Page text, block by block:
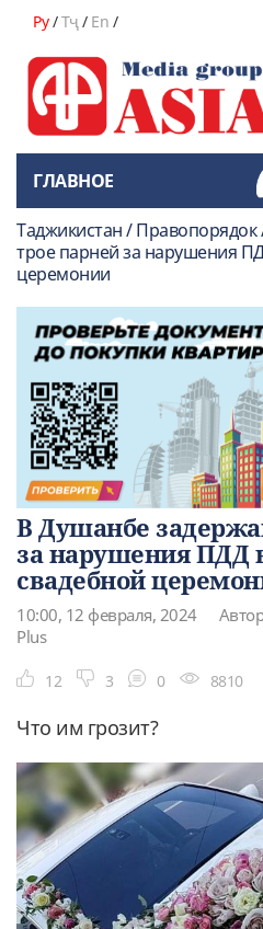
Ру/Тҷ/ En /
ГЛАВНОЕ
Таджикистан /
трое парней за нарушения
церемонии
В Душанбе
за нарушения ПДД
свадебной
10:00, 12 февраля, 2024
Plus
12 3 0 8810
Что им грозит?